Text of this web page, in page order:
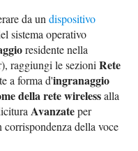
da undispositivo
sistema operativo
residente nella
raggiungi le sezioniRete
a forma d'ingranaggio
della rete wirelessalla
Avanzateper
della voce